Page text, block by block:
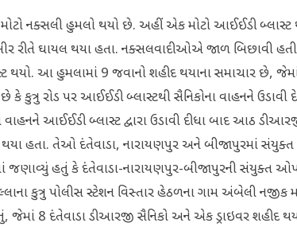
મોટો નક્સલી હુમલો થયો છે. અહીં એક મોટો આઈઈડી
રીતે ઘાયલ થયા હતા. નક્સલવાદીઓએ જાળ બિછાવી હતી,
આ હુમલામાં 9 જવાનો શહીદ થયાના સમાચાર છે,
કુત્રુ રોડ પર આઈઈડી બ્લાસ્ટથી સૈનિકોના વાહનને ઉડાવી
આઈઈડી બ્લાસ્ટ દ્વારા ઉડાવી દીધા બાદ આઠ
થયા હતા. તેઓ દંતેવાડા, નારાયણપુર અને બીજાપુરમાં સંયુક્ત
હતું કે દંતેવાડા-નારાયણપુર-બીજાપુરની સંયુક્ત
કુત્રુ પોલીસ સ્ટેશન વિસ્તાર હેઠળના ગામ અંબેલી નજીક
જેમાં 8 દંતેવાડા ડીઆરજી સૈનિકો અને એક ડ્રાઇવર શહીદ